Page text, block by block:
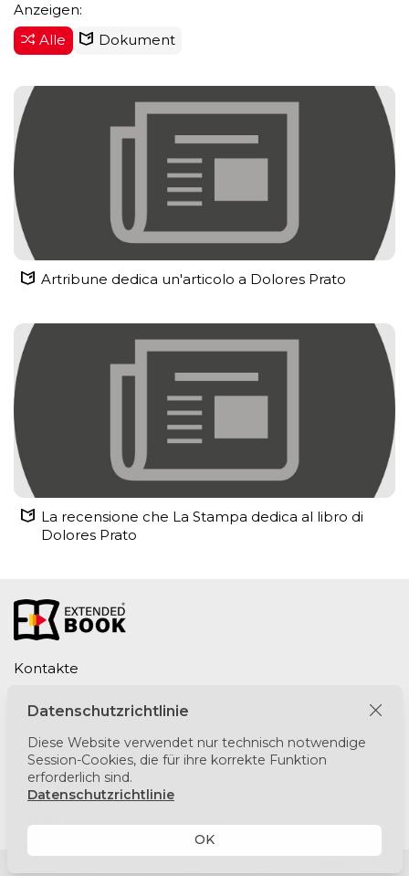
Anzeigen:
Alle
Dokument
Artribune dedica un'articolo a Dolores Prato
La recensione che La Stampa dedica al libro di
Dolores Prato
Kontakte
Datenschutzrichtlinie
Cookie-Richtlinie
Puntomedia srl
Via Lesmi 6 - 20123 Milano
Datenschutzrichtlinie
Diese Website verwendet nur technisch notwendige
Session-Cookies, die für ihre korrekte Funktion
erforderlich sind.
Datenschutzrichtlinie
OK